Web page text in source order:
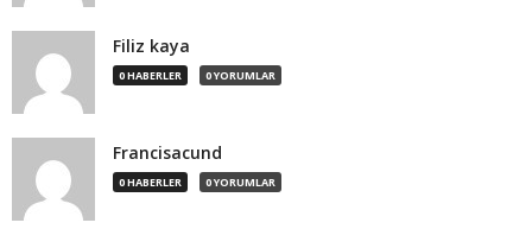
Filiz kaya
0 HABERLER 0 YORUMLAR
Francisacund
0 HABERLER 0 YORUMLAR